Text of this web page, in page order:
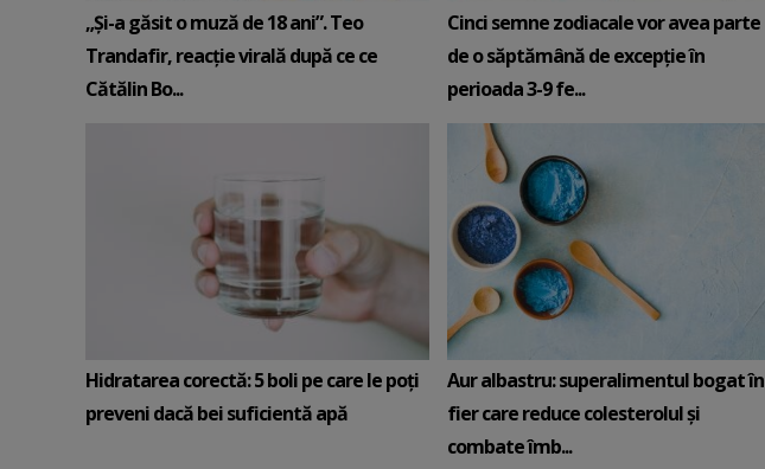
„Și-a găsit o muză de 18 ani”. Teo
Trandafir, reacție virală după ce ce
Cătălin Bo...
Cinci semne zodiacale vor avea parte
de o săptămână de excepție în
perioada 3-9 fe...
Hidratarea corectă: 5 boli pe care le poți
preveni dacă bei suficientă apă
Aur albastru: superalimentul bogat în
fier care reduce colesterolul și
combate îmb...